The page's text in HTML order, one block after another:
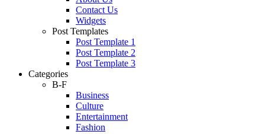
Contact Us
Widgets
Post Templates
Post Template 1
Post Template 2
Post Template 3
Categories
B-F
Business
Culture
Entertainment
Fashion